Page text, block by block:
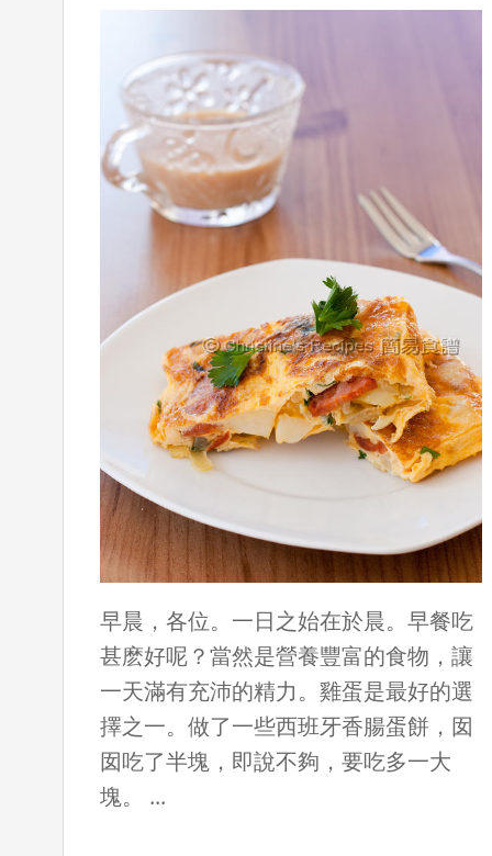
早晨，各位。一日之始在於晨。早餐吃
甚麽好呢？當然是營養豐富的食物，讓
一天滿有充沛的精力。雞蛋是最好的選
擇之一。做了一些西班牙香腸蛋餅，囡
囡吃了半塊，即說不夠，要吃多一大
塊。 ...